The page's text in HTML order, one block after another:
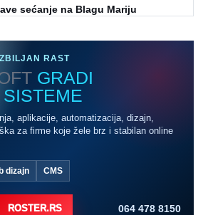
sećanje na Blagu Mariju
RAST
GRADI
aplikacije, automatizacija, dizajn,
za firme koje žele brz i stabilan online
dizajn CMS
ROSTER.RS 064 478 8150